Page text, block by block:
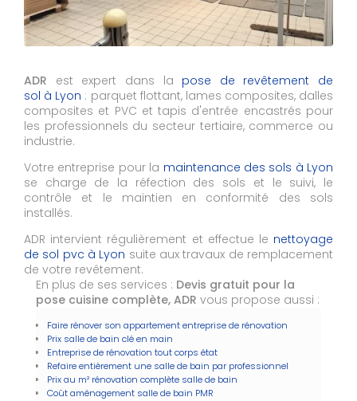
ADR est expert dans la pose de revêtement de
sol à Lyon : parquet flottant, lames composites, dalles
composites et PVC et tapis d'entrée encastrés pour
les professionnels du secteur tertiaire, commerce ou
industrie.
Votre entreprise pour la maintenance des sols à Lyon
se charge de la réfection des sols et le suivi, le
contrôle et le maintien en conformité des sols
installés.
ADR intervient régulièrement et effectue le nettoyage
de sol pvc à Lyon suite aux travaux de remplacement
de votre revêtement.
En plus de ses services : Devis gratuit pour la
pose cuisine complète, ADR vous propose aussi :
Faire rénover son appartement entreprise de rénovation
Prix salle de bain clé en main
Entreprise de rénovation tout corps état
Refaire entièrement une salle de bain par professionnel
Prix au m² rénovation complète salle de bain
Coût aménagement salle de bain PMR